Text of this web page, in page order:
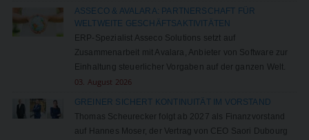
ASSECO & AVALARA: PARTNERSCHAFT FÜR
WELTWEITE GESCHÄFTSAKTIVITÄTEN
ERP-Spezialist Asseco Solutions setzt auf
Zusammenarbeit mit Avalara, Anbieter von Software zur
Einhaltung steuerlicher Vorgaben auf der ganzen Welt.
03. August 2026
GREINER SICHERT KONTINUITÄT IM VORSTAND
Thomas Scheurecker folgt ab 2027 als Finanzvorstand
auf Hannes Moser, der Vertrag von CEO Saori Dubourg